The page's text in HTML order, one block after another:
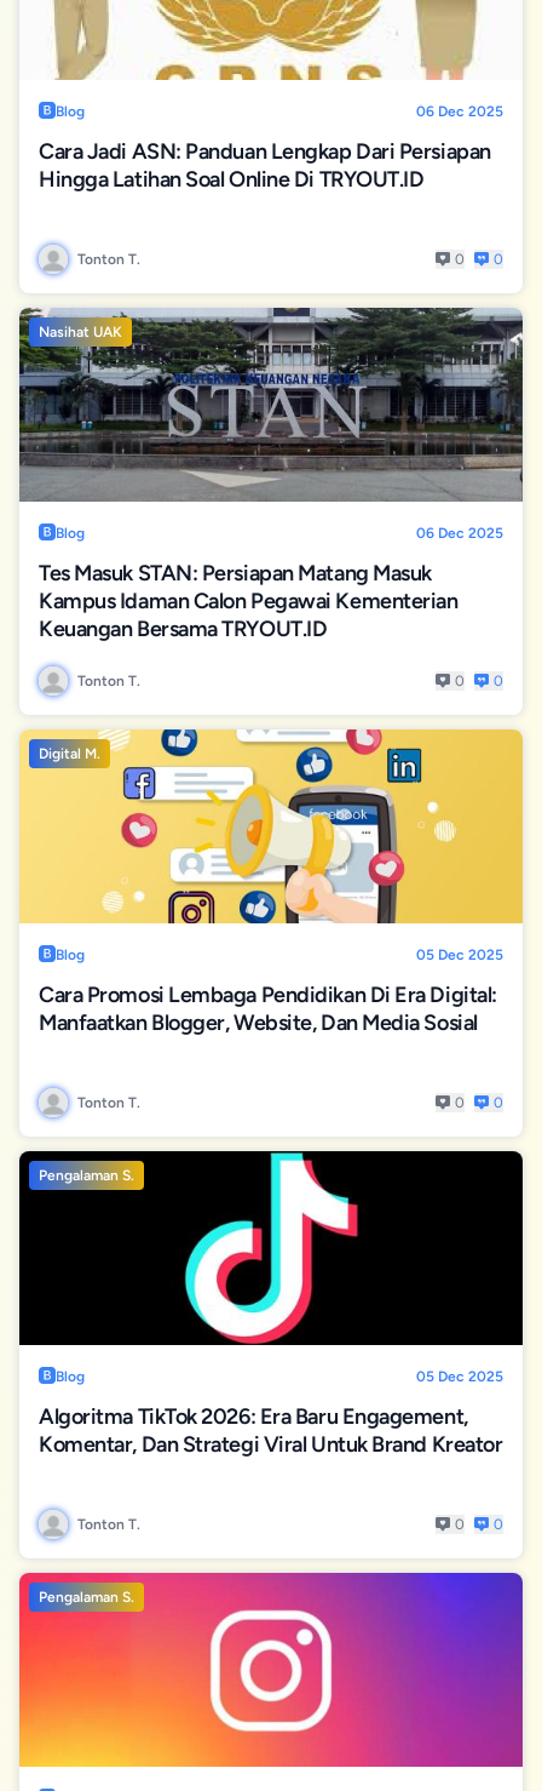
Blog 06 Dec 2025
Cara Jadi ASN: Panduan Lengkap Dari Persiapan
Hingga Latihan Soal Online Di TRYOUT.ID
Tonton T. 0 0
Nasihat UAK
Blog 06 Dec 2025
Tes Masuk STAN: Persiapan Matang Masuk
Kampus Idaman Calon Pegawai Kementerian
Keuangan Bersama TRYOUT.ID
Tonton T. 0 0
Digital M.
Blog 05 Dec 2025
Cara Promosi Lembaga Pendidikan Di Era Digital:
Manfaatkan Blogger, Website, Dan Media Sosial
Tonton T. 0 0
Pengalaman S.
Blog 05 Dec 2025
Algoritma TikTok 2026: Era Baru Engagement,
Komentar, Dan Strategi Viral Untuk Brand Kreator
Tonton T. 0 0
Pengalaman S.